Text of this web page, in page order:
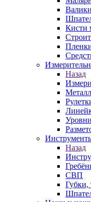
Кисти
Назад
Назад
СВП
Губки,